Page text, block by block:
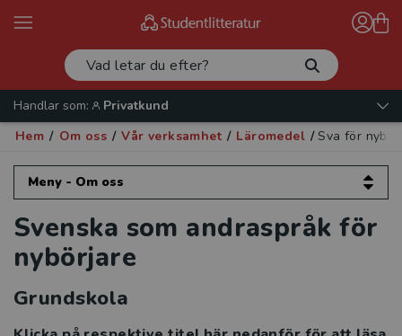
Handlar som:
Privatkund
Hem / Om oss / Vår verksamhet / Läromedel / Sva för
Meny - Om oss
Om oss
Kontakta oss
Vår verksamhet
Svenska som andraspråk för
nybörjare
Grundskola